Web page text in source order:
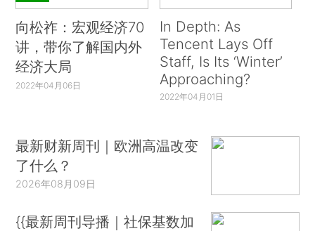
向松祚：宏观经济70
讲，带你了解国内外
经济大局
2022年04月06日
In Depth: As
Tencent Lays Off
Staff, Is Its ‘Winter’
Approaching?
2022年04月01日
最新财新周刊｜欧洲高温改变
了什么？
2026年08月09日
{{最新周刊导播｜社保基数加